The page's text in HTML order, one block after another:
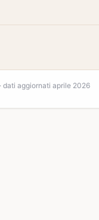
dati aggiornati aprile 2026